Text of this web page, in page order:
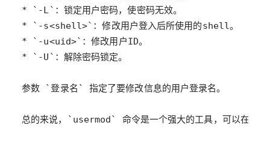
总的来说，`usermod` 命令是一个强大的工具，可以在